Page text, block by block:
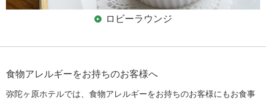
ロビーラウンジ
食物アレルギーをお持ちのお客様へ
弥陀ヶ原ホテルでは、食物アレルギーをお持ちのお客様にもお食事